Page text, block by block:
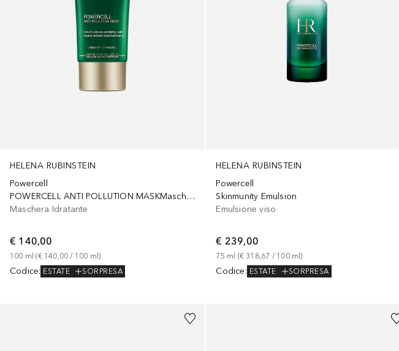
HELENA RUBINSTEIN
Powercell
POWERCELL ANTI POLLUTION MASKMaschera Antiossidante
Maschera Idratante
€ 140,00
100 ml (€ 140,00 / 100 ml)
Codice: ESTATE SORPRESA
HELENA RUBINSTEIN
Powercell
Skinmunity Emulsion
Emulsione viso
€ 239,00
75 ml (€ 318,67 / 100 ml)
Codice: ESTATE SORPRESA